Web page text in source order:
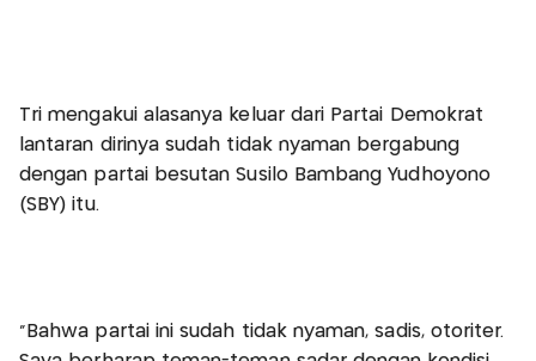
Tri mengakui alasanya keluar dari Partai Demokrat
lantaran dirinya sudah tidak nyaman bergabung
dengan partai besutan Susilo Bambang Yudhoyono
(SBY) itu.
"Bahwa partai ini sudah tidak nyaman, sadis, otoriter.